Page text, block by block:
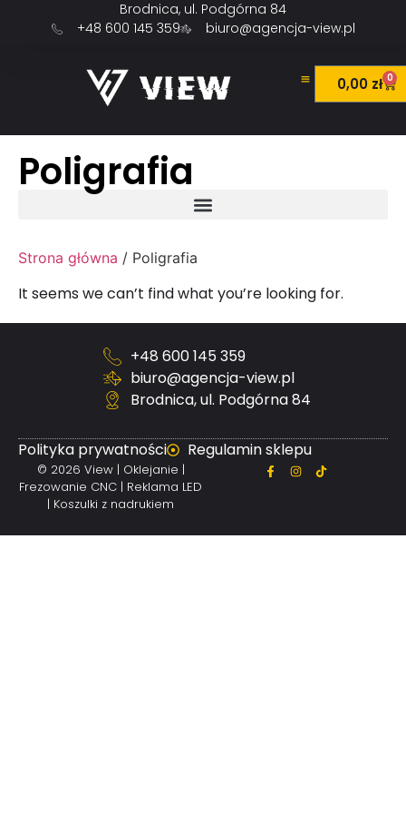
Brodnica, ul. Podgórna 84
+48 600 145 359
biuro@agencja-view.pl
0,00 zł 0
Poligrafia
Strona główna / Poligrafia
It seems we can’t find what you’re looking for.
+48 600 145 359
biuro@agencja-view.pl
Brodnica, ul. Podgórna 84
Polityka prywatności Regulamin sklepu
© 2026 View | Oklejanie |
Frezowanie CNC | Reklama LED
| Koszulki z nadrukiem